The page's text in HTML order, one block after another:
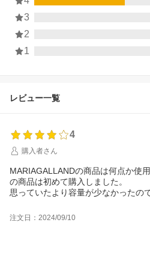
3
2
1
レビュー一覧
4
購入者さん
MARIAGALLANDの商品は何点か使
の商品は初めて購入しました。
思っていたより容量が少なかったの
注文日：2024/09/10